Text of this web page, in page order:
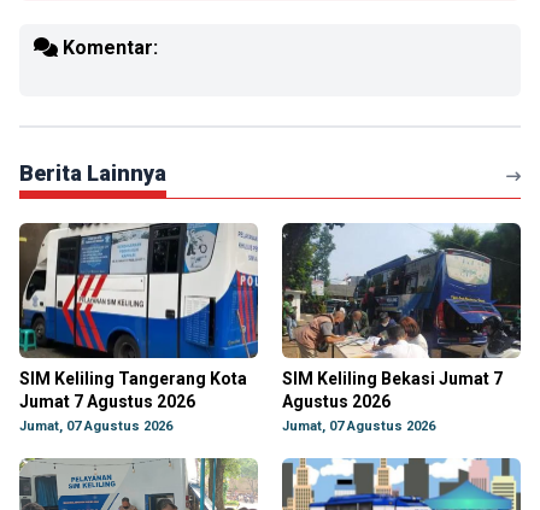
Komentar:
Berita Lainnya
SIM Keliling Tangerang Kota
Jumat 7 Agustus 2026
Jumat, 07 Agustus 2026
SIM Keliling Bekasi Jumat 7
Agustus 2026
Jumat, 07 Agustus 2026